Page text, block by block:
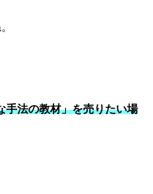
手法の教材」を売りたい場